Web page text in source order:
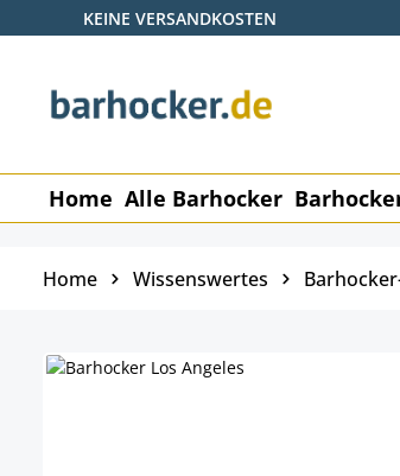
Hauptinhalt springen
Zur Suche springen
Zur Hauptnavigation springen
KEINE VERSANDKOSTEN
Home Alle Barhocker
Home Wissenswertes